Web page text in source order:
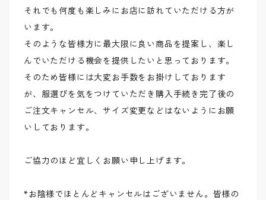
それでも何度も楽しみにお店に訪れていただける方が
います。
そのような皆様方に最大限に良い商品を提案し、楽し
んでいただける機会を提供したいと思っております。
そのため皆様には大変お手数をお掛けしております
が、服選びを気をつけていただき購入手続き完了後の
ご注文キャンセル、サイズ変更などはないようにお願
いしております。
ご協力のほど宜しくお願い申し上げます。
*お陰様でほとんどキャンセルはございません。皆様の